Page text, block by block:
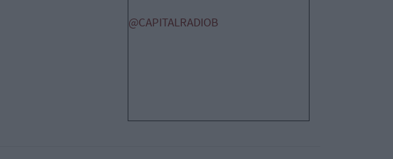
@CAPITALRADIOB